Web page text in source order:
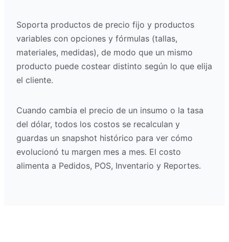
Soporta productos de precio fijo y productos
variables con opciones y fórmulas (tallas,
materiales, medidas), de modo que un mismo
producto puede costear distinto según lo que elija
el cliente.
Cuando cambia el precio de un insumo o la tasa
del dólar, todos los costos se recalculan y
guardas un snapshot histórico para ver cómo
evolucionó tu margen mes a mes. El costo
alimenta a Pedidos, POS, Inventario y Reportes.